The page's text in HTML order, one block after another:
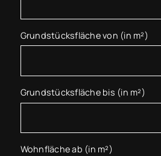
Grundstücksfläche von (in m²)
Grundstücksfläche bis (in m²)
Wohnfläche ab (in m²)